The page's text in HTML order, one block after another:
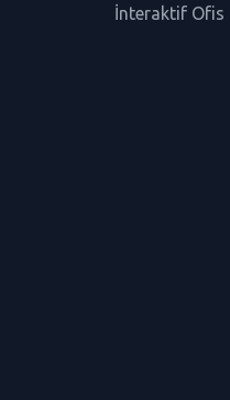
İnteraktif Ofis